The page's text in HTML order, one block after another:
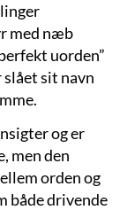
med næb
uorden”
sit navn
og er
men den
orden og
både drivende